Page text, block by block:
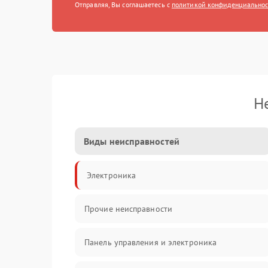
Отправляя, Вы соглашаетесь с политикой
Виды неисправностей
Электроника
Прочие неисправности
Панель управления и электроника